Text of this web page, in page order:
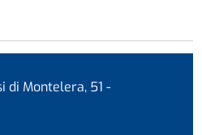
di Montelera, 51 -